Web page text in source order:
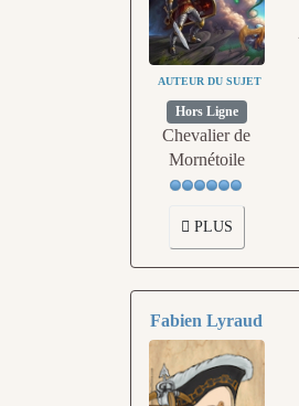
AUTEUR DU SUJET
Hors Ligne
Chevalier de
Mornétoile
PLUS
Fabien Lyraud